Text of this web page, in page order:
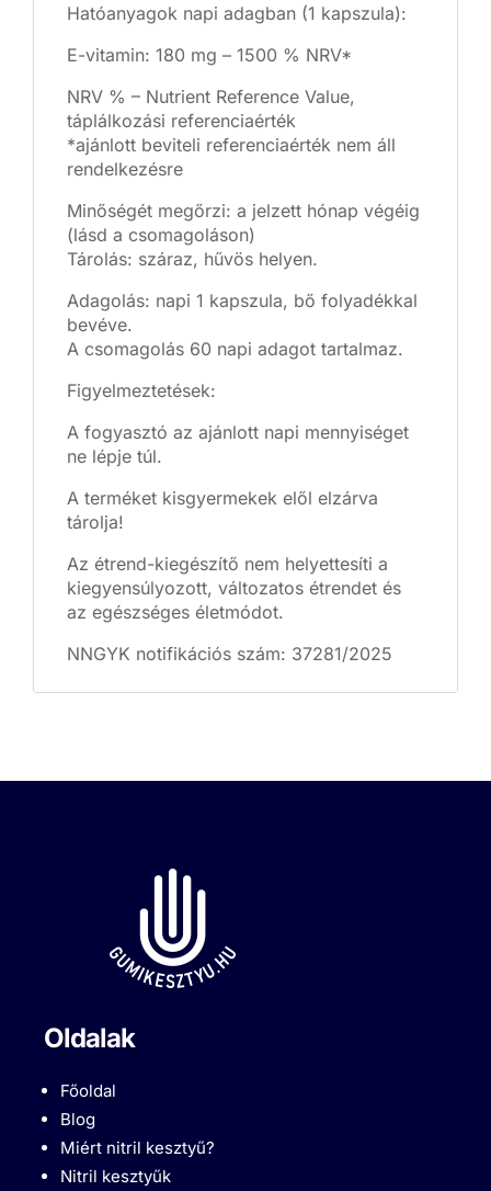
Hatóanyagok napi adagban (1 kapszula):
E-vitamin: 180 mg – 1500 % NRV*
NRV % – Nutrient Reference Value,
táplálkozási referenciaérték
*ajánlott beviteli referenciaérték nem áll
rendelkezésre
Minőségét megőrzi: a jelzett hónap végéig
(lásd a csomagoláson)
Tárolás: száraz, hűvös helyen.
Adagolás: napi 1 kapszula, bő folyadékkal
bevéve.
A csomagolás 60 napi adagot tartalmaz.
Figyelmeztetések:
A fogyasztó az ajánlott napi mennyiséget
ne lépje túl.
A terméket kisgyermekek elől elzárva
tárolja!
Az étrend-kiegészítő nem helyettesíti a
kiegyensúlyozott, változatos étrendet és
az egészséges életmódot.
NNGYK notifikációs szám: 37281/2025
Oldalak
Főoldal
Blog
Miért nitril kesztyű?
Nitril kesztyűk